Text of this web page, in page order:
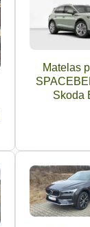
Matelas
Skoda